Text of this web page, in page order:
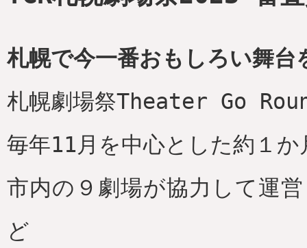
札幌で今一番おもしろい舞
札幌劇場祭Theater Go
毎年11月を中心とした約１か
市内の９劇場が協力して運
ど